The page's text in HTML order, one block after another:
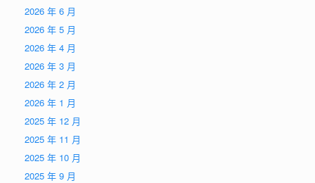
2026 年 6 月
2026 年 5 月
2026 年 4 月
2026 年 3 月
2026 年 2 月
2026 年 1 月
2025 年 12 月
2025 年 11 月
2025 年 10 月
2025 年 9 月